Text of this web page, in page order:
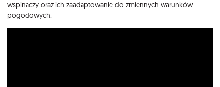
wspinaczy oraz ich zaadaptowanie do zmiennych warunków
pogodowych.